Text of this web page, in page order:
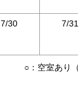
7/30 7/31
○：空室あり